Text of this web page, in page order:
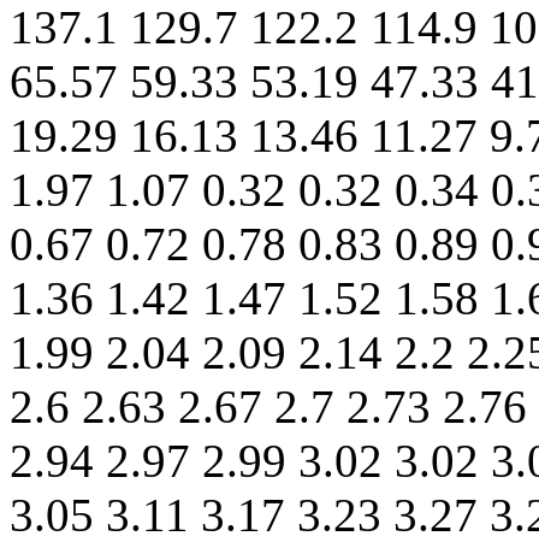
137.1 129.7 122.2 114.9
65.57 59.33 53.19 47.33
19.29 16.13 13.46 11.27
1.97 1.07 0.32 0.32 0.34
0.67 0.72 0.78 0.83 0.89
1.36 1.42 1.47 1.52 1.58
1.99 2.04 2.09 2.14 2.2
2.6 2.63 2.67 2.7 2.73
2.94 2.97 2.99 3.02 3.02
3.05 3.11 3.17 3.23 3.27